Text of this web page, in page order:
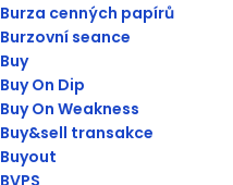
Burza cenných papírů
Burzovní seance
Buy
Buy On Dip
Buy On Weakness
Buy&sell transakce
Buyout
BVPS